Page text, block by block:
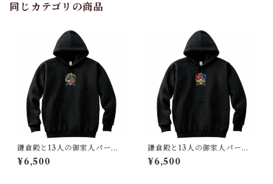
同じカテゴリの商品
鎌倉殿と13人の御家人パーカ
ー（鎌倉時代 日本）６色Ve
r.
¥6,500
鎌倉殿と13人の御家人パーカ
ー（鎌倉時代 日本）３色Ve
r.
¥6,500